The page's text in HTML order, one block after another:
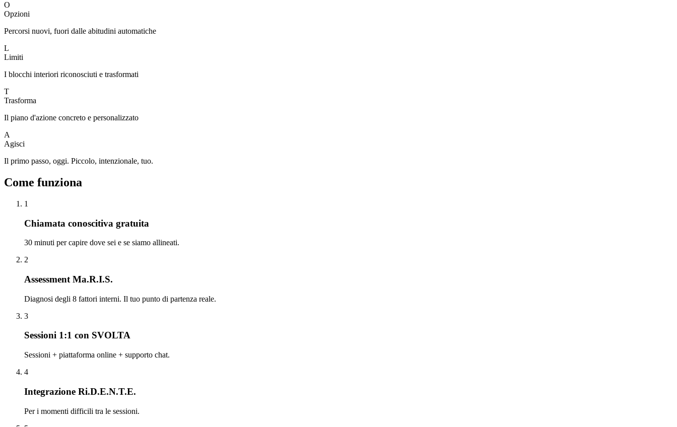
O
Opzioni
Percorsi nuovi, fuori dalle abitudini automatiche
L
Limiti
I blocchi interiori riconosciuti e trasformati
T
Trasforma
Il piano d'azione concreto e personalizzato
A
Agisci
Il primo passo, oggi. Piccolo, intenzionale, tuo.
Come funziona
1
Chiamata conoscitiva gratuita
30 minuti per capire dove sei e se siamo allineati.
2
Assessment Ma.R.I.S.
Diagnosi degli 8 fattori interni. Il tuo punto di partenza reale.
3
Sessioni 1:1 con SVOLTA
Sessioni + piattaforma online + supporto chat.
4
Integrazione Ri.D.E.N.T.E.
Per i momenti difficili tra le sessioni.